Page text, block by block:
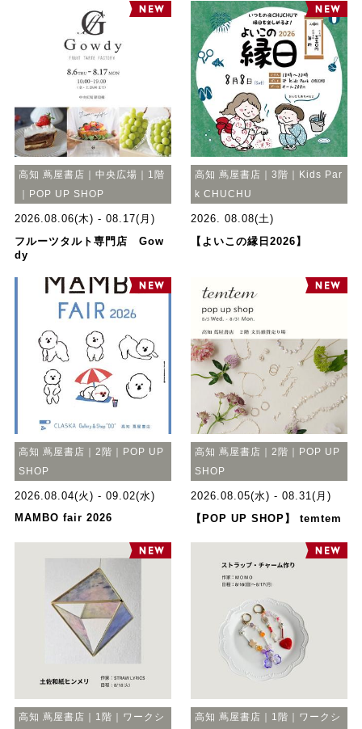
高知 蔦屋書店｜中央広場｜1階
｜POP UP SHOP
2026.08.06(木) - 08.17(月)
フルーツタルト専門店 Gow
dy
高知 蔦屋書店｜3階｜Kids Par
k CHUCHU
2026. 08.08(土)
【よいこの縁日2026】
高知 蔦屋書店｜2階｜POP UP
SHOP
2026.08.04(火) - 09.02(水)
МАМВО fair 2026
高知 蔦屋書店｜2階｜POP UP
SHOP
2026.08.05(水) - 08.31(月)
【POP UP SHOP】 temtem
高知 蔦屋書店｜1階｜ワークシ
高知 蔦屋書店｜1階｜ワークシ